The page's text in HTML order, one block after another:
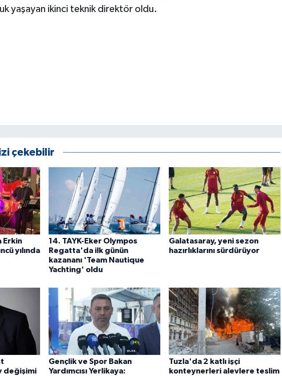
yaşayan ikinci teknik direktör oldu.
çekebilir
Erkin
yılında
14. TAYK-Eker Olympos
Regatta'da ilk günün
kazananı 'Team Nautique
Yachting' oldu
Galatasaray, yeni sezon
hazırlıklarını sürdürüyor
değişimi
Gençlik ve Spor Bakan
Yardımcısı Yerlikaya:
Tuzla'da 2 katlı işçi
konteynerleri alevlere teslim